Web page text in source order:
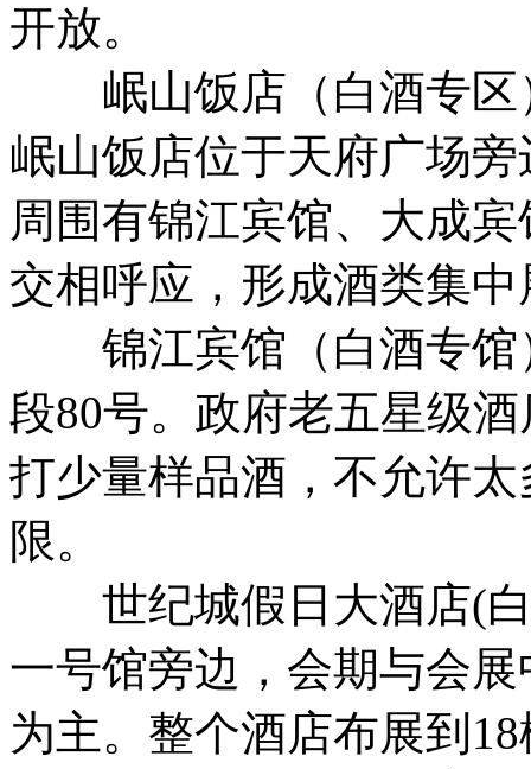
开放。
岷山饭店（白酒专区
岷山饭店位于天府广场
周围有锦江宾馆、大成
交相呼应，形成酒类集
锦江宾馆（白酒专馆
段80号。政府老五星级
打少量样品酒，不允许
限。
世纪城假日大酒店(白
一号馆旁边，会期与会
为主。整个酒店布展到